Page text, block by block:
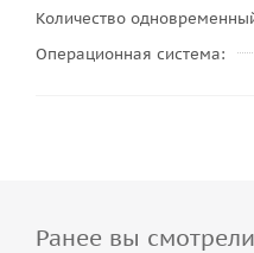
Количество
Операционная система
Ранее вы смотрели